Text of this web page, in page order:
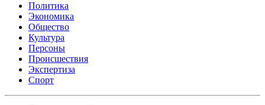
Политика
Экономика
Общество
Культура
Персоны
Происшествия
Экспертиза
Спорт